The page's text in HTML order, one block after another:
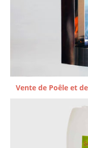
Vente de Poêle et